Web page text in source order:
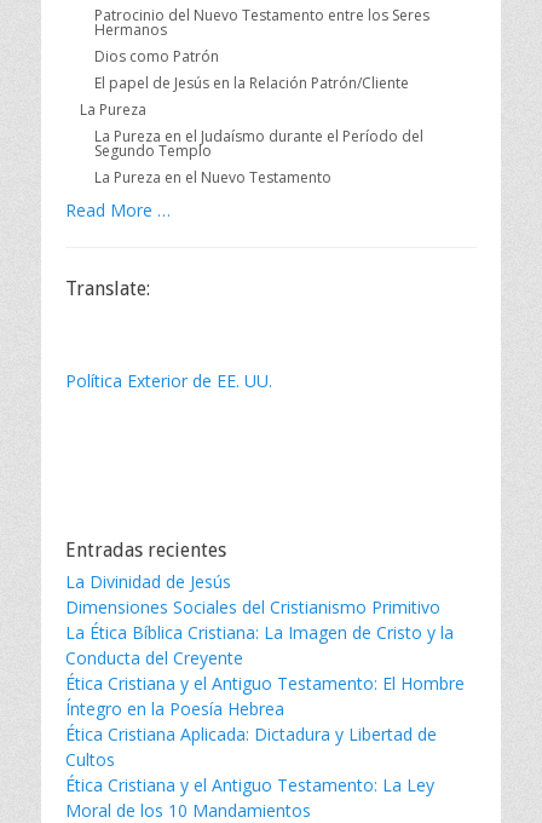
Patrocinio del Nuevo Testamento entre los Seres
Hermanos
Dios como Patrón
El papel de Jesús en la Relación Patrón/Cliente
La Pureza
La Pureza en el Judaísmo durante el Período del
Segundo Templo
La Pureza en el Nuevo Testamento
Read More …
Translate:
Política Exterior de EE. UU.
Entradas recientes
La Divinidad de Jesús
Dimensiones Sociales del Cristianismo Primitivo
La Ética Bíblica Cristiana: La Imagen de Cristo y la
Conducta del Creyente
Ética Cristiana y el Antiguo Testamento: El Hombre
Íntegro en la Poesía Hebrea
Ética Cristiana Aplicada: Dictadura y Libertad de
Cultos
Ética Cristiana y el Antiguo Testamento: La Ley
Moral de los 10 Mandamientos